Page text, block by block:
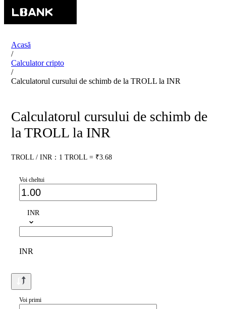
Acasă
/
Calculator cripto
/
Calculatorul cursului de schimb de la TROLL la INR
Calculatorul cursului de schimb de
la TROLL la INR
TROLL / INR：1 TROLL = ₹3.68
Voi cheltui
INR
INR
Voi primi